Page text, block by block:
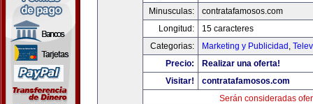
Minusculas:
contratafamosos.com
Longitud:
15 caracteres
Categorias:
Marketing y Publicidad ,
Precio:
Realizar una oferta!
Visitar!
contratafamosos.com
Serán consideradas